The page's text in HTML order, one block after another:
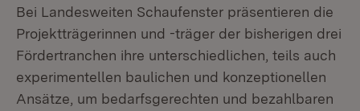
Bei Landesweiten Schaufenster präsentieren die
Projektträgerinnen und -träger der bisherigen drei
Fördertranchen ihre unterschiedlichen, teils auch
experimentellen baulichen und konzeptionellen
Ansätze, um bedarfsgerechten und bezahlbaren